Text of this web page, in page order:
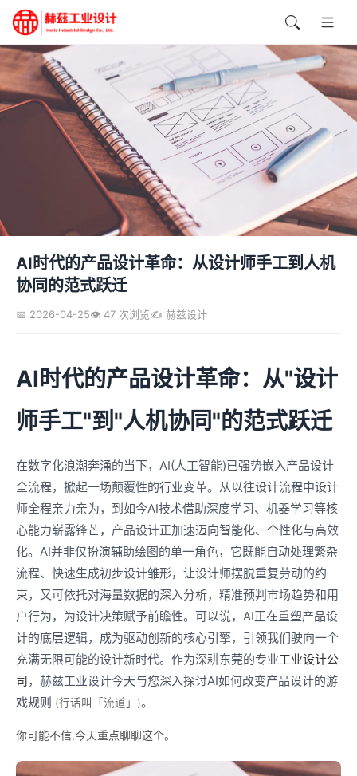
AI时代的产品设计革命：从设计师手工到人机
协同的范式跃迁
📅 2026-04-25👁️ 47 次浏览✍️ 赫兹设计
AI时代的产品设计革命：从"设计
师手工"到"人机协同"的范式跃迁
在数字化浪潮奔涌的当下，AI(人工智能)已强势嵌入产品设计
全流程，掀起一场颠覆性的行业变革。从以往设计流程中设计
师全程亲力亲为，到如今AI技术借助深度学习、机器学习等核
心能力崭露锋芒，产品设计正加速迈向智能化、个性化与高效
化。AI并非仅扮演辅助绘图的单一角色，它既能自动处理繁杂
流程、快速生成初步设计雏形，让设计师摆脱重复劳动的约
束，又可依托对海量数据的深入分析，精准预判市场趋势和用
户行为，为设计决策赋予前瞻性。可以说，AI正在重塑产品设
计的底层逻辑，成为驱动创新的核心引擎，引领我们驶向一个
充满无限可能的设计新时代。作为深耕东莞的专业工业设计公
司，赫兹工业设计今天与您深入探讨AI如何改变产品设计的游
戏规则 (行话叫「流道」)。
你可能不信,今天重点聊聊这个。